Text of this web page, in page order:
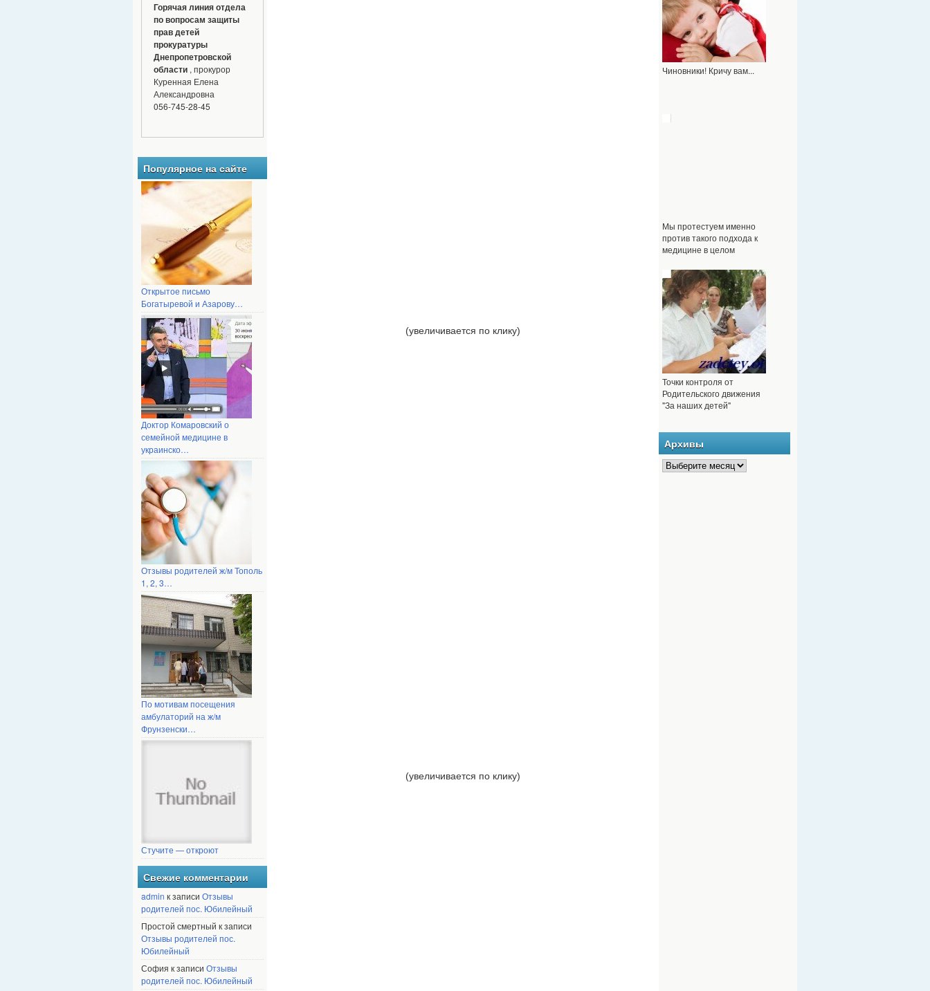
Горячая линия отдела
по вопросам защиты
прав детей
прокуратуры
Днепропетровской
области, прокурор
Куренная Елена
Александровна
056-745-28-45
Популярное на сайте
Открытое письмо
Богатыревой и Азарову…
Доктор Комаровский о
семейной медицине в
украинско…
Отзывы родителей ж/м Тополь
1, 2, 3…
По мотивам посещения
амбулаторий на ж/м
Фрунзенски…
Стучите — откроют
Свежие комментарии
admin к записи Отзывы
родителей пос. Юбилейный
Простой смертный к записи
Отзывы родителей пос.
Юбилейный
София к записи Отзывы
родителей пос. Юбилейный
(увеличивается по клику)
(увеличивается по клику)
Чиновники! Кричу вам...
Мы протестуем именно
против такого подхода к
медицине в целом
Точки контроля от
Родительского движения
"За наших детей"
Архивы